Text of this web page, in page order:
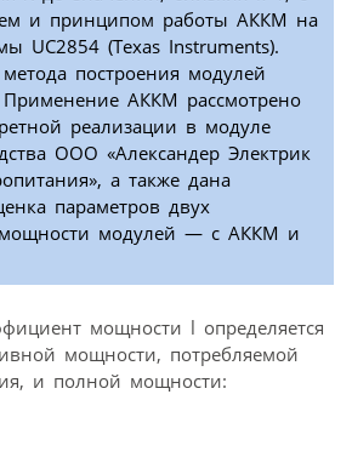
и принципом работы АККМ на
UC2854 (Texas Instruments).
построения модулей
АККМ рассмотрено
реализации в модуле
ООО «Александер Электрик
а также дана
параметров двух
модулей — с АККМ и
мощности l определяется
мощности, потребляемой
и полной мощности: